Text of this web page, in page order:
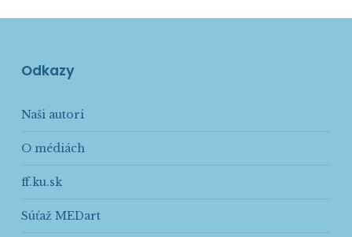
Odkazy
Naši autori
O médiách
ff.ku.sk
Súťaž MEDart